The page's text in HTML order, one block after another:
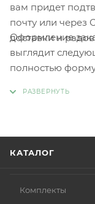
вам придет
почту или через
доставки и
Оформление
выглядит
полностью
КАТАЛОГ
Комплекты